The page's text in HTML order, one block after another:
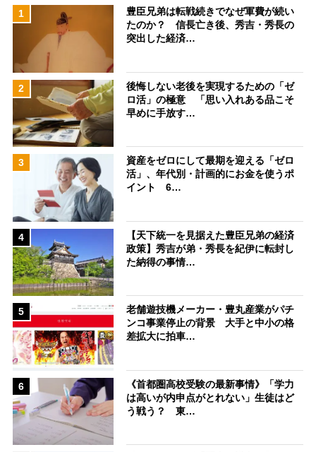
1
豊臣兄弟は転戦続きでなぜ軍費が続い
たのか？ 信長亡き後、秀吉・秀長の
突出した経済…
2
後悔しない老後を実現するための「ゼ
ロ活」の極意 「思い入れある品こそ
早めに手放す…
3
資産をゼロにして最期を迎える「ゼロ
活」、年代別・計画的にお金を使うポ
イント 6…
4
【天下統一を見据えた豊臣兄弟の経済
政策】秀吉が弟・秀長を紀伊に転封し
た納得の事情…
5
老舗遊技機メーカー・豊丸産業がパチ
ンコ事業停止の背景 大手と中小の格
差拡大に拍車…
6
《首都圏高校受験の最新事情》「学力
は高いが内申点がとれない」生徒はど
う戦う？ 東…